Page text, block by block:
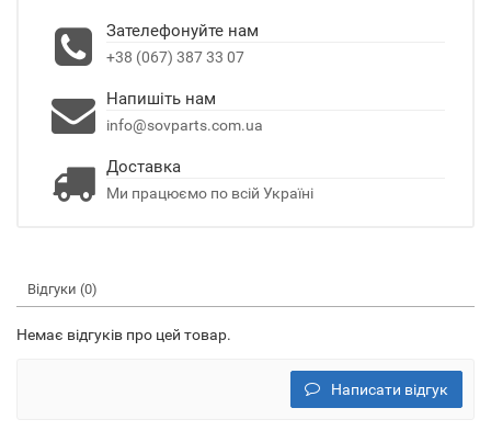
Зателефонуйте нам
+38 (067) 387 33 07
Напишіть нам
info@sovparts.com.ua
Доставка
Ми працюємо по всій Україні
Відгуки (0)
Немає відгуків про цей товар.
Написати відгук